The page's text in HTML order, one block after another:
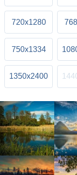
720x1280
750x1334
1350x2400